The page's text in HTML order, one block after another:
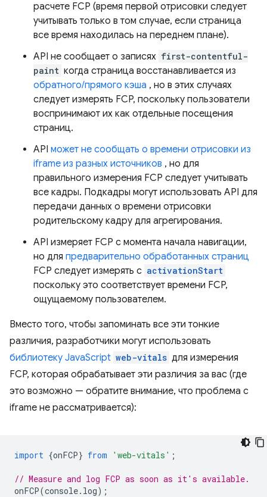
расчете FCP (время первой отрисовки следует
учитывать только в том случае, если страница
все время находилась на переднем плане).
API не сообщает о записях first-contentful-
paint когда страница восстанавливается из
обратного/прямого кэша , но в этих случаях
следует измерять FCP, поскольку пользователи
воспринимают их как отдельные посещения
страниц.
API может не сообщать о времени отрисовки из
iframe из разных источников , но для
правильного измерения FCP следует учитывать
все кадры. Подкадры могут использовать API для
передачи данных о времени отрисовки
родительскому кадру для агрегирования.
API измеряет FCP с момента начала навигации,
но для предварительно обработанных страниц
FCP следует измерять с activationStart
поскольку это соответствует времени FCP,
ощущаемому пользователем.
Вместо того, чтобы запоминать все эти тонкие
различия, разработчики могут использовать
библиотеку JavaScript web-vitals для измерения
FCP, которая обрабатывает эти различия за вас (где
это возможно — обратите внимание, что проблема с
iframe не рассматривается):
import {onFCP} from 'web-vitals' ;
// Measure and log FCP as soon as it's available.
onFCP(console. log);